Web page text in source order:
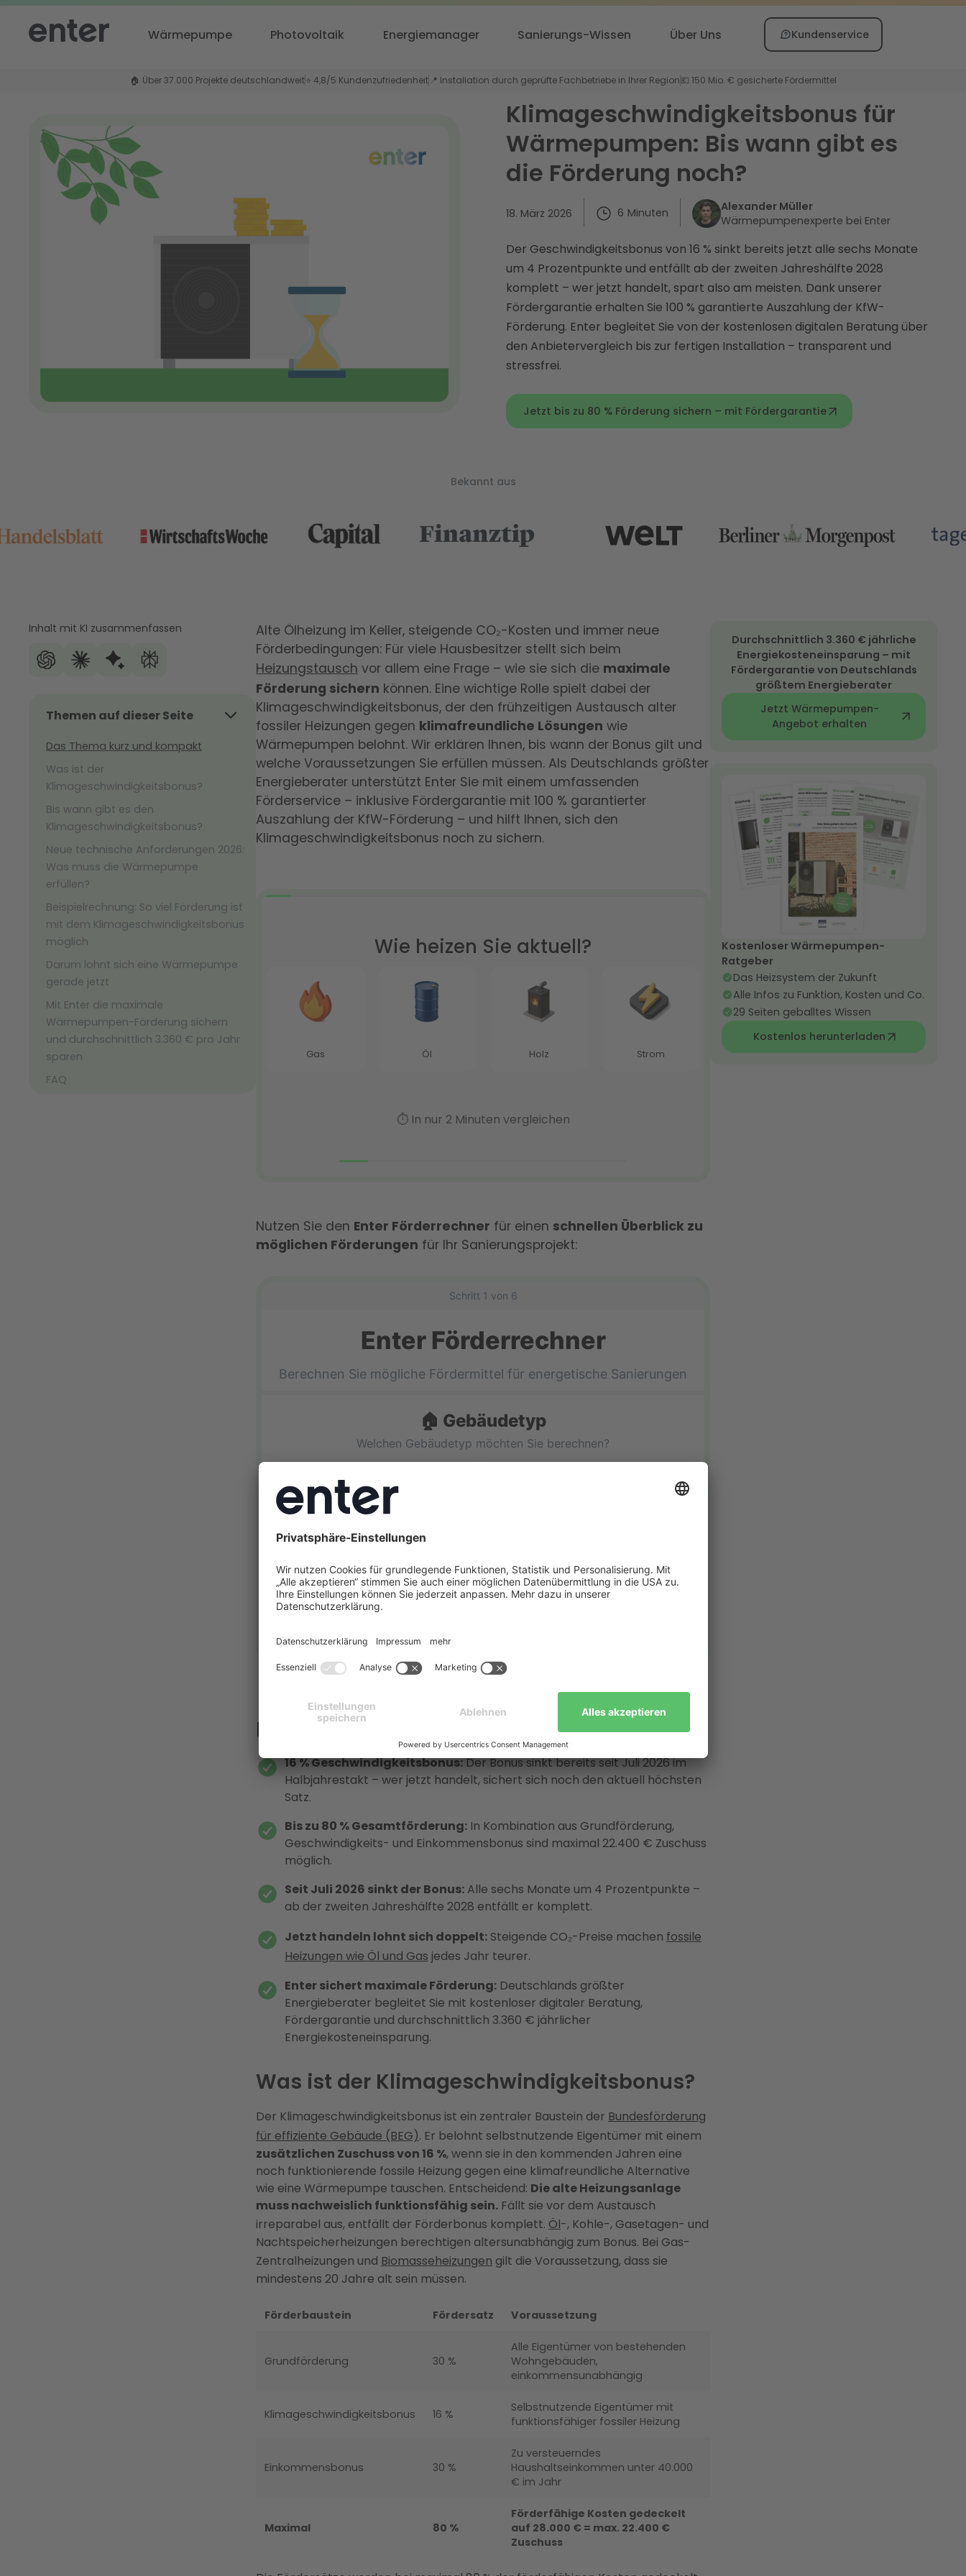
Wärmepumpe Photovoltaik Energiemanager Sanierungs-Wissen Über Uns Kundenservice
🏠 Über 37.000 Projekte deutschlandweit⭐ 4,8/5 Kundenzufriedenheit 📍 Installation durch geprüfte Fachbetriebe in Ihrer Region💶 150 Mio. € gesicherte Fördermittel
Klimageschwindigkeitsbonus für
Wärmepumpen: Bis wann gibt es
die Förderung noch?
18. März 2026 6 Minuten
Alexander Müller
Wärmepumpenexperte bei Enter
Der Geschwindigkeitsbonus von 16 % sinkt bereits jetzt alle sechs Monate
um 4 Prozentpunkte und entfällt ab der zweiten Jahreshälfte 2028
komplett – wer jetzt handelt, spart also am meisten. Dank unserer
Fördergarantie erhalten Sie 100 % garantierte Auszahlung der KfW-
Förderung. Enter begleitet Sie von der kostenlosen digitalen Beratung über
den Anbietervergleich bis zur fertigen Installation – transparent und
stressfrei.
Jetzt bis zu 80 % Förderung sichern – mit Fördergarantie
Bekannt aus
Inhalt mit KI zusammenfassen
Themen auf dieser Seite
Das Thema kurz und kompakt
Was ist der
Klimageschwindigkeitsbonus?
Bis wann gibt es den
Klimageschwindigkeitsbonus?
Neue technische Anforderungen 2026:
Was muss die Wärmepumpe
erfüllen?
Beispielrechnung: So viel Förderung ist
mit dem Klimageschwindigkeitsbonus
möglich
Darum lohnt sich eine Wärmepumpe
gerade jetzt
Mit Enter die maximale
Wärmepumpen-Förderung sichern
und durchschnittlich 3.360 € pro Jahr
sparen
FAQ
Alte Ölheizung im Keller, steigende CO₂-Kosten und immer neue
Förderbedingungen: Für viele Hausbesitzer stellt sich beim
Heizungstausch vor allem eine Frage – wie sie sich die maximale
Förderung sichern können. Eine wichtige Rolle spielt dabei der
Klimageschwindigkeitsbonus, der den frühzeitigen Austausch alter
fossiler Heizungen gegen klimafreundliche Lösungen wie
Wärmepumpen belohnt. Wir erklären Ihnen, bis wann der Bonus gilt und
welche Voraussetzungen Sie erfüllen müssen. Als Deutschlands größter
Energieberater unterstützt Enter Sie mit einem umfassenden
Förderservice – inklusive Fördergarantie mit 100 % garantierter
Auszahlung der KfW-Förderung – und hilft Ihnen, sich den
Klimageschwindigkeitsbonus noch zu sichern.
Nutzen Sie den Enter Förderrechner für einen schnellen Überblick zu
möglichen Förderungen für Ihr Sanierungsprojekt:
Schritt 1 von 6
Enter Förderrechner
Berechnen Sie mögliche Fördermittel für energetische Sanierungen
🏠 Gebäudetyp
Welchen Gebäudetyp möchten Sie berechnen?
🏡 Einfamilienhaus
🏘️ Doppelhaushälfte
zu aktuellen Fördermöglichkeiten.
Das Thema kurz und kompakt
16 % Geschwindigkeitsbonus:Der Bonus sinkt bereits seit Juli 2026 im
Halbjahrestakt – wer jetzt handelt, sichert sich noch den aktuell höchsten
Satz.
Bis zu 80 % Gesamtförderung: In Kombination aus Grundförderung,
Geschwindigkeits- und Einkommensbonus sind maximal 22.400 € Zuschuss
möglich.
Seit Juli 2026 sinkt der Bonus: Alle sechs Monate um 4 Prozentpunkte –
ab der zweiten Jahreshälfte 2028 entfällt er komplett.
Jetzt handeln lohnt sich doppelt: Steigende CO₂-Preise machen fossile
Heizungen wie Öl und Gas jedes Jahr teurer.
Enter sichert maximale Förderung: Deutschlands größter
Energieberater begleitet Sie mit kostenloser digitaler Beratung,
Fördergarantie und durchschnittlich 3.360 € jährlicher
Energiekosteneinsparung.
Was ist der Klimageschwindigkeitsbonus?
Der Klimageschwindigkeitsbonus ist ein zentraler Baustein der Bundesförderung
für effiziente Gebäude (BEG). Er belohnt selbstnutzende Eigentümer mit einem
zusätzlichen Zuschuss von 16 %, wenn sie in den kommenden Jahren eine
noch funktionierende fossile Heizung gegen eine klimafreundliche Alternative
wie eine Wärmepumpe tauschen. Entscheidend: Die alte Heizungsanlage
muss nachweislich funktionsfähig sein. Fällt sie vor dem Austausch
irreparabel aus, entfällt der Förderbonus komplett. Öl-, Kohle-, Gasetagen- und
Nachtspeicherheizungen berechtigen altersunabhängig zum Bonus. Bei Gas-
Zentralheizungen und Biomasseheizungen gilt die Voraussetzung, dass sie
mindestens 20 Jahre alt sein müssen.
Förderbaustein Fördersatz Voraussetzung
Grundförderung 30 %
Alle Eigentümer von bestehenden
Wohngebäuden,
einkommensunabhängig
Klimageschwindigkeitsbonus 16 %
Selbstnutzende Eigentümer mit
funktionsfähiger fossiler Heizung
Einkommensbonus 30 %
Zu versteuerndes
Haushaltseinkommen unter 40.000
€ im Jahr
Maximal 80 %
Förderfähige Kosten gedeckelt
auf 28.000 € = max. 22.400 €
Zuschuss
Durchschnittlich 3.360 € jährliche
Energiekosteneinsparung – mit
Fördergarantie von Deutschlands
größtem Energieberater
Jetzt Wärmepumpen-
Angebot erhalten
Kostenloser Wärmepumpen-
Ratgeber
Das Heizsystem der Zukunft
Alle Infos zu Funktion, Kosten und Co.
29 Seiten geballtes Wissen
Kostenlos herunterladen